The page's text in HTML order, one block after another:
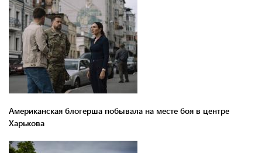
Американская блогерша побывала на месте боя в центре
Харькова